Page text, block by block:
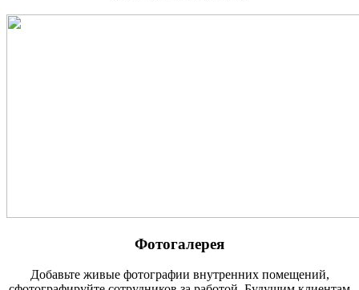
Фотогалерея
Добавьте живые фотографии внутренних помещений,